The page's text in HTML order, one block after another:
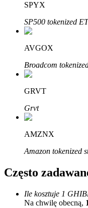
SPYX
SP500 tokenized
AVGOX
Broadcom
GRVT
Grvt
AMZNX
Amazon tokenized
Często
Ile kosztuje 1
Na chwilę obecną,